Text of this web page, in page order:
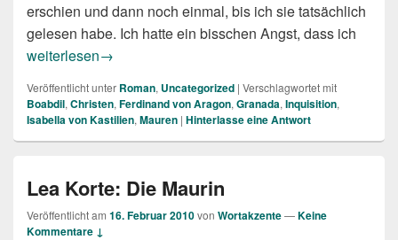
erschien und dann noch einmal, bis ich sie tatsächlich
gelesen habe. Ich hatte ein bisschen Angst, dass ich
Lea Korte: Das Geheimnis der Maurin
weiterlesen→
Veröffentlicht unter Roman, Uncategorized | Verschlagwortet mit
Boabdil, Christen, Ferdinand von Aragon, Granada, Inquisition,
Isabella von Kastilien, Mauren | Hinterlasse eine Antwort
Lea Korte: Die Maurin
Veröffentlicht am 16. Februar 2010von Wortakzente—Keine
Kommentare ↓